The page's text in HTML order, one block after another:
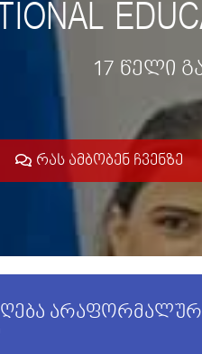
17 წელი
რას ამბობენ ჩვენზე